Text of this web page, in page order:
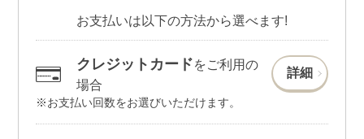
お支払いは以下の方法から選べます!
クレジットカードをご利用の
場合
詳細
お支払い回数をお選びいただけます。